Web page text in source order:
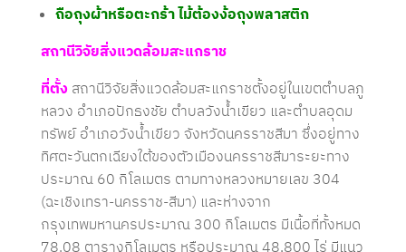
ถือถุงผ้าหรือตะกร้า ไม้ต้องง้อถุงพลาสติก
สถานีวิจัยสิ่งแวดล้อมสะแกราช
ที่ตั้ง สถานีวิจัยสิ่งแวดล้อมสะแกราชตั้งอยู่ในเขตตำบลภู
หลวง อำเภอปักธงชัย ตำบลวังน้ำเขียว และตำบลอุดม
ทรัพย์ อำเภอวังน้ำเขียว จังหวัดนครราชสีมา ซึ่งอยู่ทาง
ทิศตะวันตกเฉียงใต้ของตัวเมืองนครราชสีมาระยะทาง
ประมาณ 60 กิโลเมตร ตามทางหลวงหมายเลข 304
(ฉะเชิงเทรา-นครราช-สีมา) และห่างจาก
กรุงเทพมหานครประมาณ 300 กิโลเมตร มีเนื้อที่ทั้งหมด
78.08 ตารางกิโลเมตร หรือประมาณ 48,800 ไร่ มีแนว